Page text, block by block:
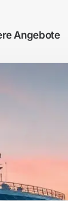
Angebote